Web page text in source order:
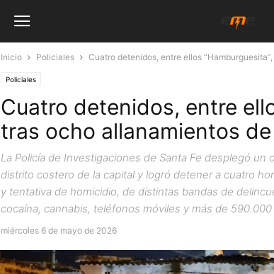
Inicio Policiales Cuatro detenidos, entre ellos
Policiales
Cuatro detenidos, entre
tras ocho allanamientos
La Policía de Investigaciones de Santa Fe desplegó un
distrito costero de la capital y logró detener a cuatro
y tentativa de homicidio, de distintas bandas de
cocaína, cannabis, teléfonos móviles y más de 590.000
miércoles 6 de mayo de 2026